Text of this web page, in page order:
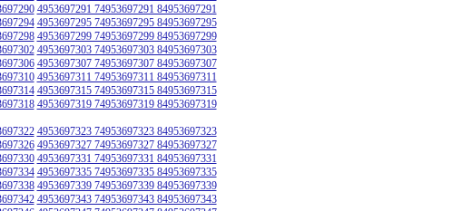
4953697291 74953697291 84953697291
4953697295 74953697295 84953697295
4953697299 74953697299 84953697299
4953697303 74953697303 84953697303
4953697307 74953697307 84953697307
4953697311 74953697311 84953697311
4953697315 74953697315 84953697315
4953697319 74953697319 84953697319
4953697323 74953697323 84953697323
4953697327 74953697327 84953697327
4953697331 74953697331 84953697331
4953697335 74953697335 84953697335
4953697339 74953697339 84953697339
4953697343 74953697343 84953697343